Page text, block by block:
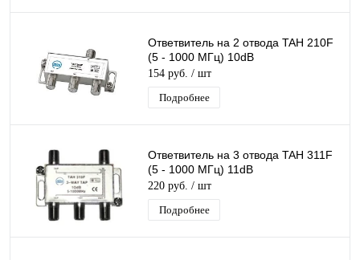
Ответвитель на 2 отвода TAH 210F
(5 - 1000 МГц) 10dB
154 руб. / шт
Подробнее
Ответвитель на 3 отвода TAH 311F
(5 - 1000 МГц) 11dB
220 руб. / шт
Подробнее